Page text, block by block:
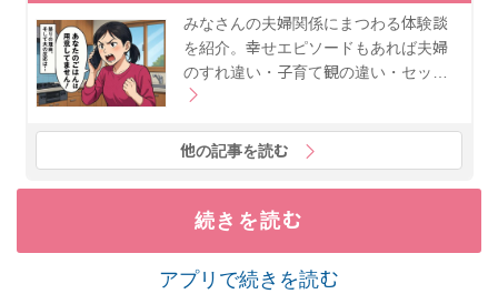
みなさんの夫婦関係にまつわる体験談
を紹介。幸せエピソードもあれば夫婦
のすれ違い・子育て観の違い・セッ…
他の記事を読む
続きを読む
アプリで続きを読む